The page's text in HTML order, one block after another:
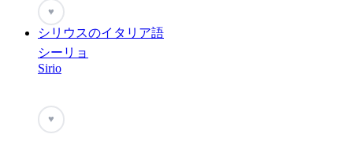
♥
シリウスのイタリア語
シーリョ
Sirio
♥